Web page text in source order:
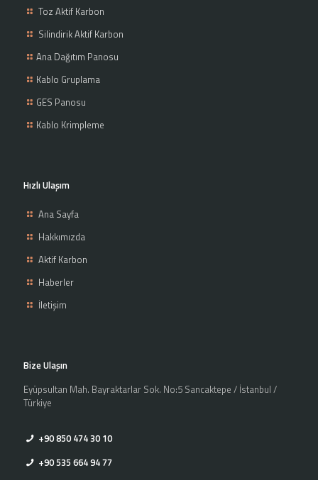
Toz Aktif Karbon
Silindirik Aktif Karbon
Ana Dağıtım Panosu
Kablo Gruplama
GES Panosu
Kablo Krimpleme
Hızlı Ulaşım
Ana Sayfa
Hakkımızda
Aktif Karbon
Haberler
İletişim
Bize Ulaşın
Eyüpsultan Mah. Bayraktarlar Sok. No:5 Sancaktepe / İstanbul /
Türkiye
+90 850 474 30 10
+90 535 664 94 77